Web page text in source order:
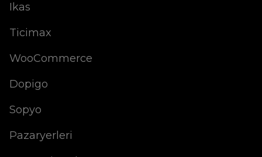
Ikas
Ticimax
WooCommerce
Dopigo
Sopyo
Pazaryerleri